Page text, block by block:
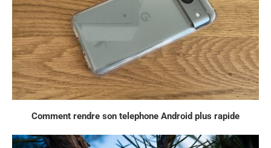
Comment rendre son telephone Android plus rapide